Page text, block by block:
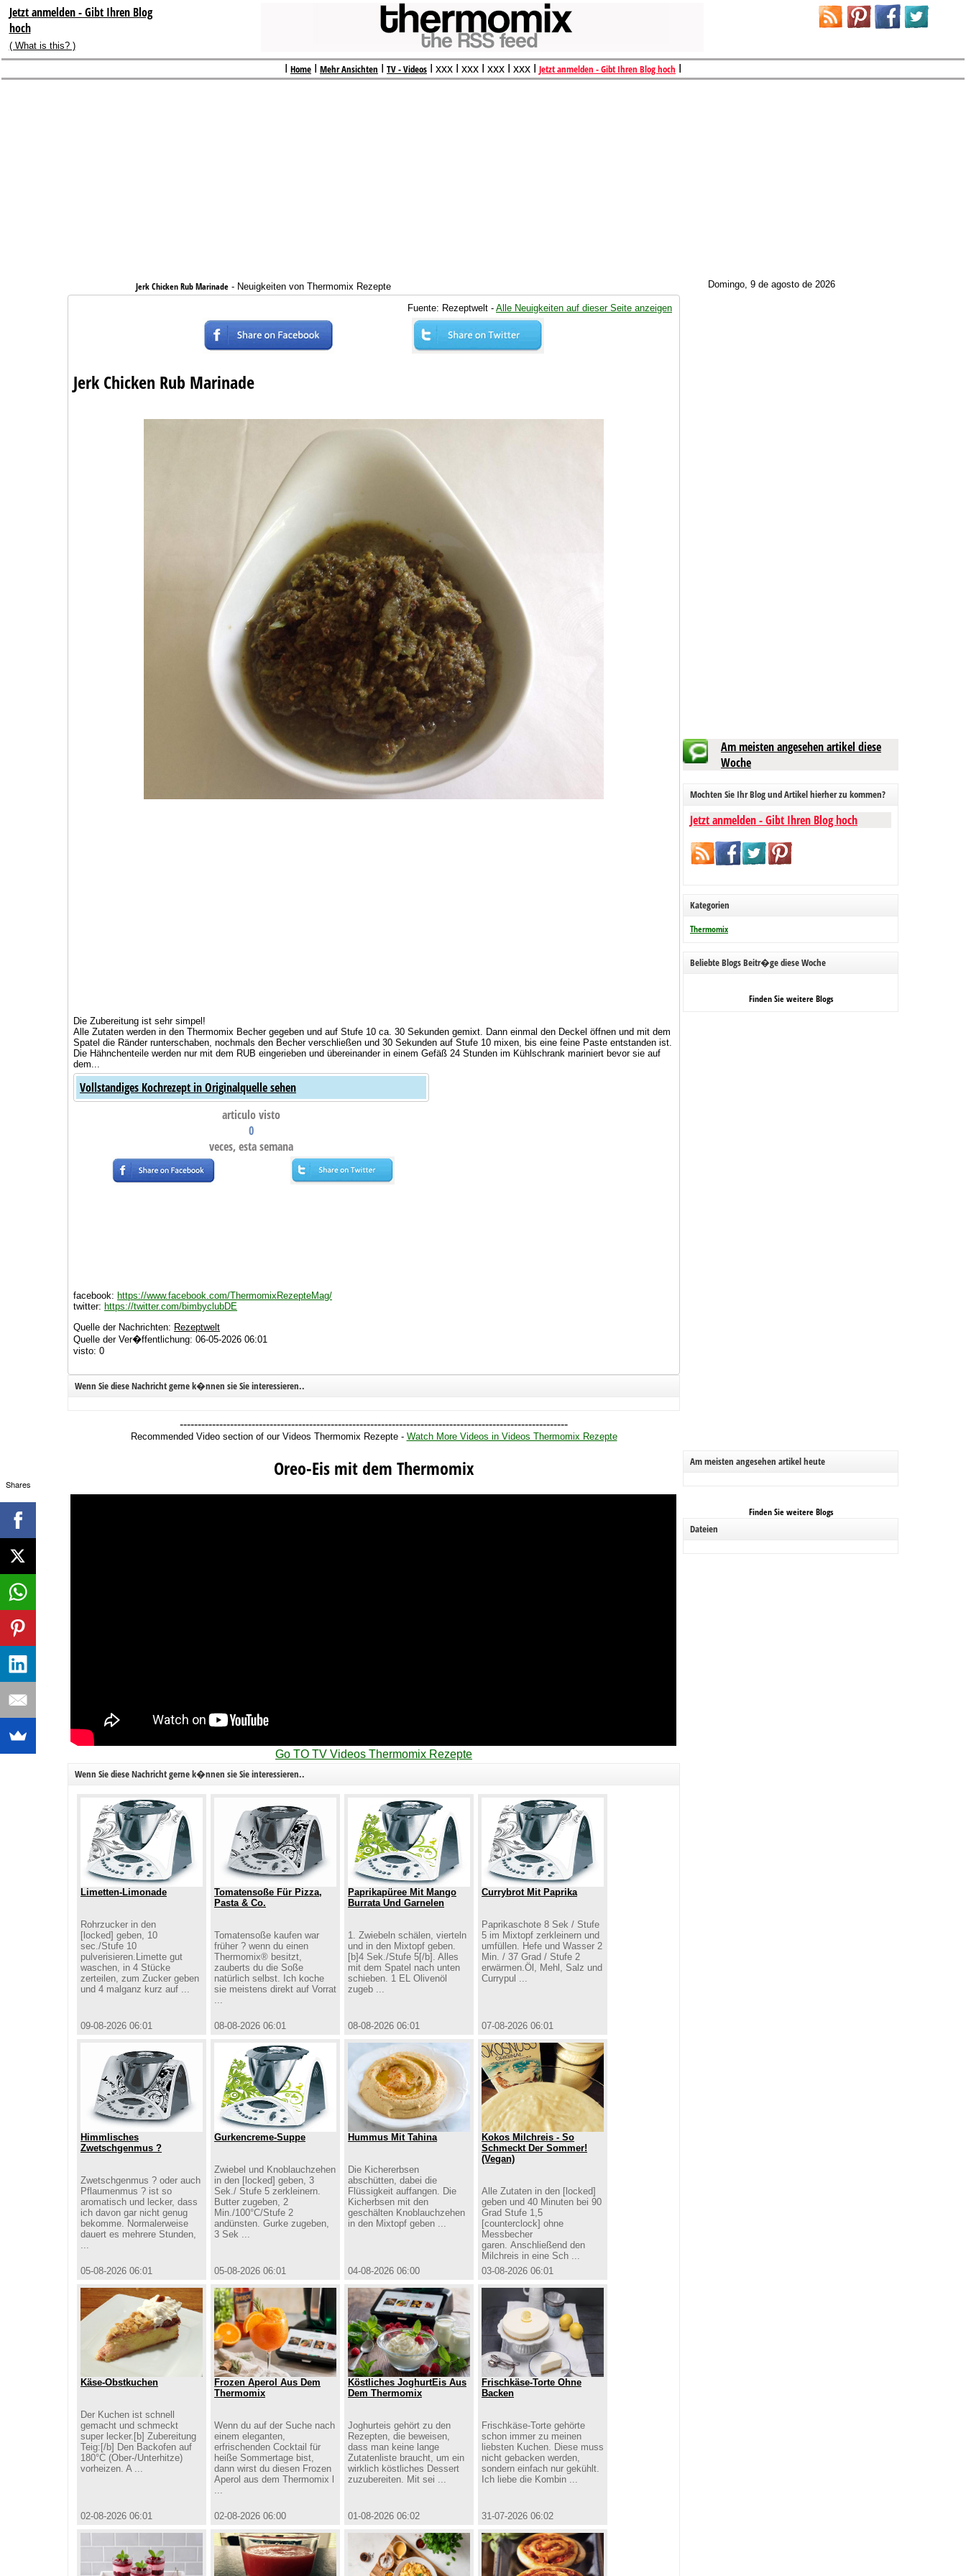
Jetzt anmelden - Gibt Ihren Blog
hoch
( What is this? )
Home Mehr Ansichten TV - Videos I xxx I xxx I xxx I xxx I Jetzt anmelden - Gibt Ihren Blog hoch
Jerk Chicken Rub Marinade - Neuigkeiten von Thermomix Rezepte Domingo, 9 de agosto de 2026
Fuente: Rezeptwelt - Alle Neuigkeiten auf dieser Seite anzeigen
Jerk Chicken Rub Marinade
Die Zubereitung ist sehr simpel!
Alle Zutaten werden in den Thermomix Becher gegeben und auf Stufe 10 ca. 30 Sekunden gemixt. Dann einmal den Deckel öffnen und mit dem
Spatel die Ränder runterschaben, nochmals den Becher verschließen und 30 Sekunden auf Stufe 10 mixen, bis eine feine Paste entstanden ist.
Die Hähnchenteile werden nur mit dem RUB eingerieben und übereinander in einem Gefäß 24 Stunden im Kühlschrank mariniert bevor sie auf
dem...
Vollstandiges Kochrezept in Originalquelle sehen
articulo visto
0
veces, esta semana
facebook: https://www.facebook.com/ThermomixRezepteMag/
twitter: https://twitter.com/bimbyclubDE
Quelle der Nachrichten: Rezeptwelt
Quelle der Ver�ffentlichung: 06-05-2026 06:01
visto: 0
Wenn Sie diese Nachricht gerne k�nnen sie Sie interessieren..
------------------------------------------------------------------------------------------------------------
Recommended Video section of our Videos Thermomix Rezepte - Watch More Videos in Videos Thermomix Rezepte
Oreo-Eis mit dem Thermomix
Go TO TV Videos Thermomix Rezepte
Wenn Sie diese Nachricht gerne k�nnen sie Sie interessieren..
Limetten-Limonade
Rohrzucker in den
[locked] geben, 10
sec./Stufe 10
pulverisieren.Limette gut
waschen, in 4 Stücke
zerteilen, zum Zucker geben
und 4 malganz kurz auf ...
09-08-2026 06:01
Tomatensoße Für Pizza,
Pasta & Co.
Tomatensoße kaufen war
früher ? wenn du einen
Thermomix® besitzt,
zauberts du die Soße
natürlich selbst. Ich koche
sie meistens direkt auf Vorrat
...
08-08-2026 06:01
Paprikapüree Mit Mango
Burrata Und Garnelen
1. Zwiebeln schälen, vierteln
und in den Mixtopf geben.
[b]4 Sek./Stufe 5[/b]. Alles
mit dem Spatel nach unten
schieben. 1 EL Olivenöl
zugeb ...
08-08-2026 06:01
Currybrot Mit Paprika
Paprikaschote 8 Sek / Stufe
5 im Mixtopf zerkleinern und
umfüllen. Hefe und Wasser 2
Min. / 37 Grad / Stufe 2
erwärmen.Öl, Mehl, Salz und
Currypul ...
07-08-2026 06:01
Himmlisches
Zwetschgenmus ?
Zwetschgenmus ? oder auch
Pflaumenmus ? ist so
aromatisch und lecker, dass
ich davon gar nicht genug
bekomme. Normalerweise
dauert es mehrere Stunden,
...
05-08-2026 06:01
Gurkencreme-Suppe
Zwiebel und Knoblauchzehen
in den [locked] geben, 3
Sek./ Stufe 5 zerkleinern.
Butter zugeben, 2
Min./100°C/Stufe 2
andünsten. Gurke zugeben,
3 Sek ...
05-08-2026 06:01
Hummus Mit Tahina
Die Kichererbsen
abschütten, dabei die
Flüssigkeit auffangen. Die
Kicherbsen mit den
geschälten Knoblauchzehen
in den Mixtopf geben ...
04-08-2026 06:00
Kokos Milchreis - So
Schmeckt Der Sommer!
(vegan)
Alle Zutaten in den [locked]
geben und 40 Minuten bei 90
Grad Stufe 1,5
[counterclock] ohne
Messbecher
garen. Anschließend den
Milchreis in eine Sch ...
03-08-2026 06:01
Käse-Obstkuchen
Der Kuchen ist schnell
gemacht und schmeckt
super lecker.[b] Zubereitung
Teig:[/b] Den Backofen auf
180°C (Ober-/Unterhitze)
vorheizen. A ...
02-08-2026 06:01
Frozen Aperol Aus Dem
Thermomix
Wenn du auf der Suche nach
einem eleganten,
erfrischenden Cocktail für
heiße Sommertage bist,
dann wirst du diesen Frozen
Aperol aus dem Thermomix l
...
02-08-2026 06:00
Köstliches JoghurtEis Aus
Dem Thermomix
Joghurteis gehört zu den
Rezepten, die beweisen,
dass man keine lange
Zutatenliste braucht, um ein
wirklich köstliches Dessert
zuzubereiten. Mit sei ...
01-08-2026 06:02
Frischkäse-Torte Ohne
Backen
Frischkäse-Torte gehörte
schon immer zu meinen
liebsten Kuchen. Diese muss
nicht gebacken werden,
sondern einfach nur gekühlt.
Ich liebe die Kombin ...
31-07-2026 06:02
Am meisten angesehen artikel diese
Woche
Mochten Sie Ihr Blog und Artikel hierher zu kommen?
Jetzt anmelden - Gibt Ihren Blog hoch
Kategorien
Thermomix
Beliebte Blogs Beitr�ge diese Woche
Finden Sie weitere Blogs
Am meisten angesehen artikel heute
Finden Sie weitere Blogs
Dateien
Shares